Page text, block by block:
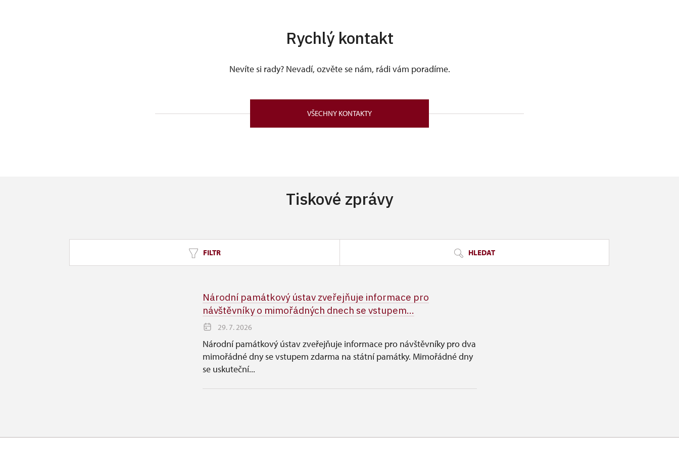
Rychlý kontakt
Nevíte si rady? Nevadí, ozvěte se nám, rádi vám poradíme.
VŠECHNY KONTAKTY
Tiskové zprávy
FILTR HLEDAT
Národní památkový ústav zveřejňuje informace pro
návštěvníky o mimořádných dnech se vstupem...
29. 7. 2026
Národní památkový ústav zveřejňuje informace pro návštěvníky pro dva
mimořádné dny se vstupem zdarma na státní památky. Mimořádné dny
se uskuteční...